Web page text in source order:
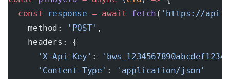
  const
response = await fetch ( 'https://
    method:
'POST' ,
    headers: {
      'X-Api-Key'
:
      'Content-Type'
:
'application/json'